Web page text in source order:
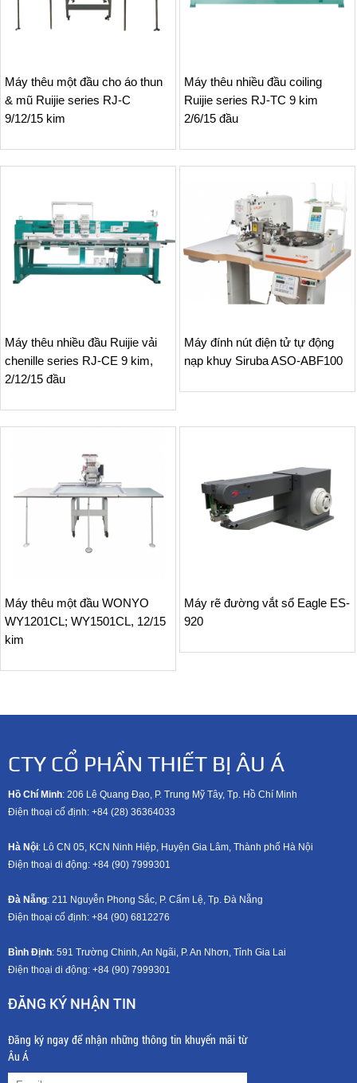
Máy thêu một đầu cho áo thun
& mũ Ruijie series RJ-C
9/12/15 kim
Máy thêu nhiều đầu coiling
Ruijie series RJ-TC 9 kim
2/6/15 đầu
Máy thêu nhiều đầu Ruijie vải
chenille series RJ-CE 9 kim,
2/12/15 đầu
Máy đính nút điện tử tự động
nạp khuy Siruba ASO-ABF100
Máy thêu một đầu WONYO
WY1201CL; WY1501CL, 12/15
kim
Máy rẽ đường vắt sổ Eagle ES-
920
CTY CỔ PHẦN THIẾT BỊ ÂU Á
Hồ Chí Minh: 206 Lê Quang Đạo, P. Trung Mỹ Tây, Tp. Hồ Chí Minh
Điện thoại cố định: +84 (28) 36364033
Hà Nội: Lô CN 05, KCN Ninh Hiệp, Huyện Gia Lâm, Thành phố Hà Nội
Điện thoại di động: +84 (90) 7999301
Đà Nẵng: 211 Nguyễn Phong Sắc, P. Cẩm Lệ, Tp. Đà Nẵng
Điện thoại cố định: +84 (90) 6812276
Bình Định: 591 Trường Chinh, An Ngãi, P. An Nhơn, Tỉnh Gia Lai
Điện thoại di động: +84 (90) 7999301
ĐĂNG KÝ NHẬN TIN
Đăng ký ngay để nhận những thông tin khuyến mãi từ
Âu Á